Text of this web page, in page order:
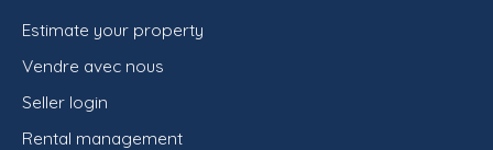
Estimate your property
Vendre avec nous
Seller login
Rental management